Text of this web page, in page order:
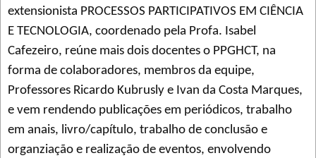
extensionista PROCESSOS PARTICIPATIVOS EM CIÊNCIA
E TECNOLOGIA, coordenado pela Profa. Isabel
Cafezeiro, reúne mais dois docentes o PPGHCT, na
forma de colaboradores, membros da equipe,
Professores Ricardo Kubrusly e Ivan da Costa Marques,
e vem rendendo publicações em periódicos, trabalho
em anais, livro/capítulo, trabalho de conclusão e
organziação e realização de eventos, envolvendo